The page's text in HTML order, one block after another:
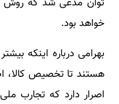
خواهد بود.
بهرامی درباره اینکه
هستند تا تخصیص
اصرار دارد که تجارب